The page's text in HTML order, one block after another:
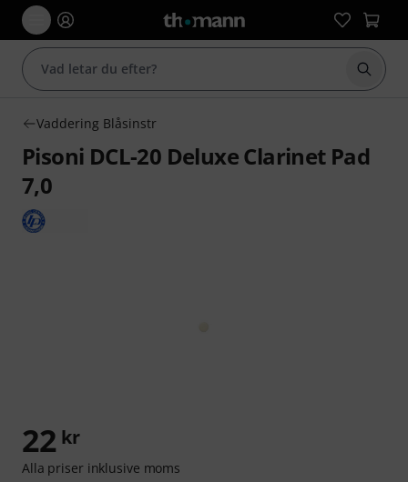
Börja
Vaddering Blåsinstr
Pisoni DCL-20 Deluxe Clarinet Pad
7,0
22 kr
Alla priser inklusive moms